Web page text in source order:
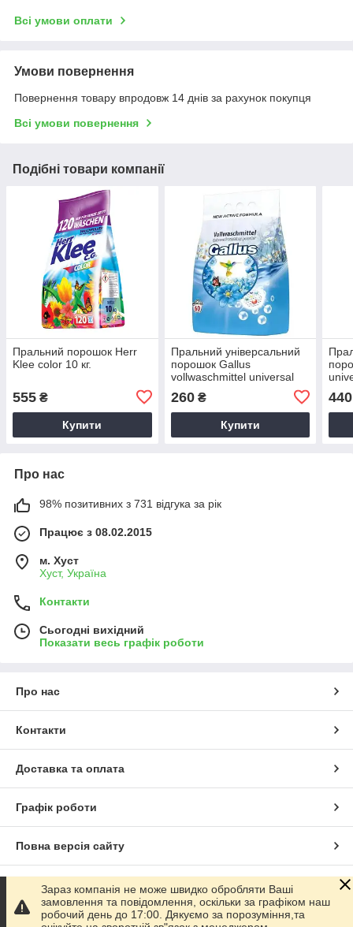
Всі умови оплати
Умови повернення
Повернення товару впродовж 14 днів за рахунок покупця
Всі умови повернення
Подібні товари компанії
Пральний порошок Herr
Klee color 10 кг.
555 ₴
Купити
Пральний універсальний
порошок Gallus
vollwaschmittel universal
260₴
Купити
440
Про нас
98% позитивних з 731 відгука за рік
Працює з 08.02.2015
м. Хуст
Хуст, Україна
Контакти
Сьогодні вихідний
Показати весь графік роботи
Про нас
Контакти
Доставка та оплата
Графік роботи
Повна версія сайту
Сайт створено на маркетплейсі Prom.ua
Політика конфіденційності
Зараз компанія не може швидко обробляти Ваші
замовлення та повідомлення, оскільки за графіком наш
робочий день до 17:00. Дякуємо за порозуміння,та